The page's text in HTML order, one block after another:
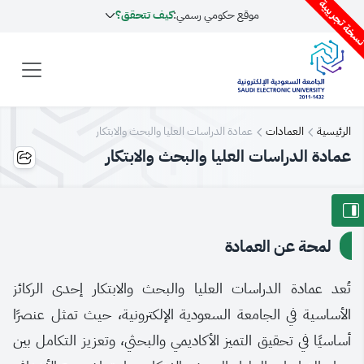
تجريبية موقع حكومي رسمي:كيف تتحقق؟
الرئيسية العمادات عمادة الدراسات العليا والبحث والابتكار
عمادة الدراسات العليا والبحث والابتكار
لمحة عن العمادة
تُعد عمادة الدراسات العليا والبحث والابتكار إحدى الركائز
الأساسية في الجامعة السعودية الإلكترونية، حيث تمثل عنصرًا
أساسيًا في تحقيق التميز الأكاديمي والبحثي، وتعزيز التكامل بين